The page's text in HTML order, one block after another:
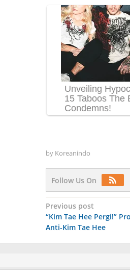
by Koreanindo
Follow Us On
Post
navigation
Previous post
“Kim Tae Hee Pergi!”
Anti-Kim Tae Hee